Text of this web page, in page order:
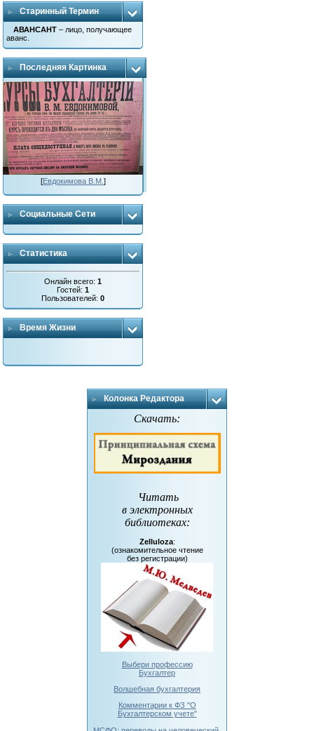
Старинный Термин
АВАНСАНТ – лицо, получающее
аванс.
Последняя Картинка
[Евдокимова В.М. ]
Социальные Сети
Статистика
Онлайн всего:1
Гостей:1
Пользователей:0
Время Жизни
Колонка Редактора
Скачать:
Читать
в электронных
библиотеках:
Zelluloza:
(ознакомительное чтение
без регистрации)
Выбери профессию
Бухгалтер
Волшебная бухгалтерия
Комментарии к ФЗ "О
Бухгалтерском учете"